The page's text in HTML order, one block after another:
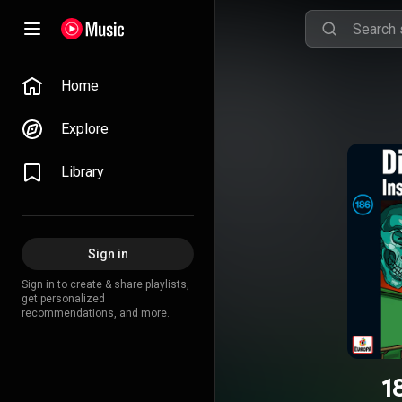
Home
Explore
Library
Sign in
Sign in to create & share playlists,
get personalized
recommendations, and more.